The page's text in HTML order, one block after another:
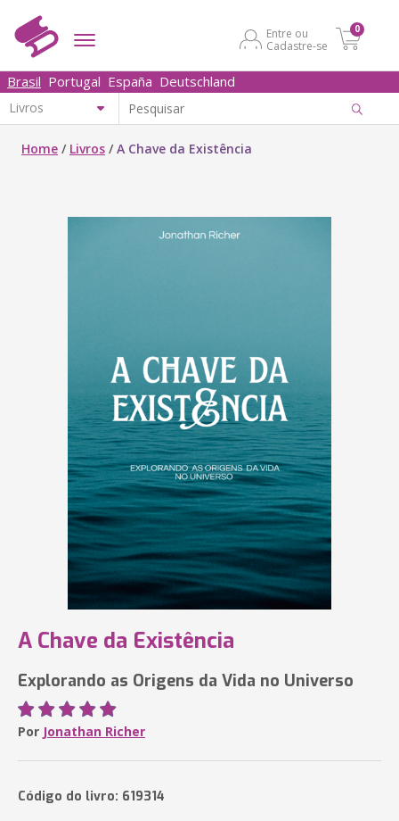
Entre ou
Cadastre-se
0
Brasil Portugal España Deutschland
Home / Livros /A Chave da Existência
A Chave da Existência
Explorando as Origens da Vida no Universo
Por Jonathan Richer
Código do livro: 619314